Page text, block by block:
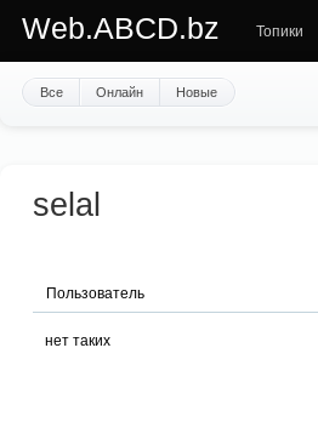
Web.ABCD.bz Топики
Все Онлайн Новые
selal
Пользователь
нет таких